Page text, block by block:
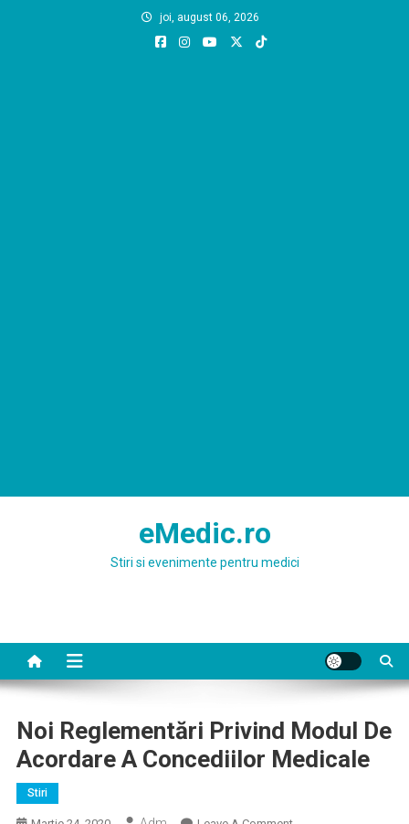
joi, august 06, 2026
eMedic.ro
Stiri si evenimente pentru medici
Noi Reglementări Privind Modul De
Acordare A Concediilor Medicale
Stiri